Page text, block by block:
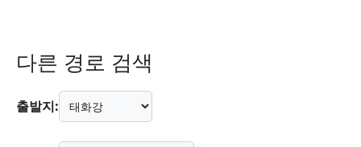
다른 경로 검색
출발지: